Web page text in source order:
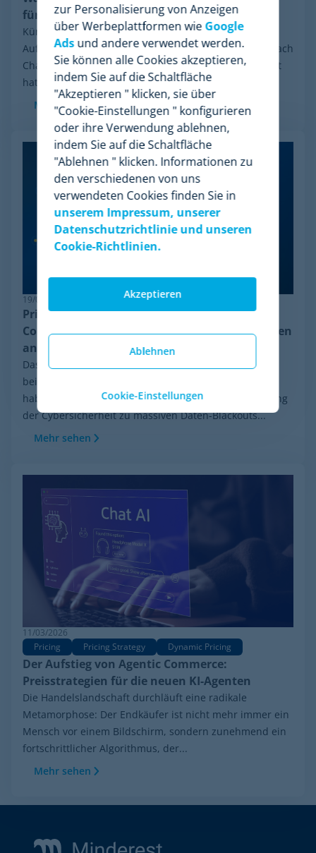
für Pricing Intelligence ist
Kürzlich sorgte eine Entwicklung in der Branche für
Aufsehen: das finanzielle Reorganisationsverfahren nach
Chapter 11, das Wiser Solutions in den USA eingeleitet
hat. Auch wenn diese Maßnahme weder...
Mehr sehen
19/06/2026
Pricing-Resilienz: Warum Minderest das
Competitor Monitoring trotz Anti-Bot-Systemen
anführt
Das E-Commerce-Ökosystem entwickelt sich mit
beispielloser Geschwindigkeit. In den letzten Wochen
haben ständige Mutationen und die globale Aufrüstung
der Cybersicherheit zu massiven Daten-Blackouts...
Mehr sehen
11/03/2026
Pricing
Pricing Strategy Dynamic Pricing
Der Aufstieg von Agentic Commerce:
Preisstrategien für die neuen KI-Agenten
Die Handelslandschaft durchläuft eine radikale
Metamorphose: Der Endkäufer ist nicht mehr immer ein
Mensch vor einem Bildschirm, sondern zunehmend ein
fortschrittlicher Algorithmus, der...
Mehr sehen
zur Personalisierung von Anzeigen
über Werbeplattformen wie Google
Adsund andere verwendet werden.
Sie können alle Cookies akzeptieren,
indem Sie auf die Schaltfläche
"Akzeptieren " klicken, sie über
"Cookie-Einstellungen " konfigurieren
oder ihre Verwendung ablehnen,
indem Sie auf die Schaltfläche
"Ablehnen " klicken. Informationen zu
den verschiedenen von uns
verwendeten Cookies finden Sie in
unserem Impressum, unserer
Datenschutzrichtlinie und unseren
Cookie-Richtlinien.
Ablehnen
Akzeptieren
Cookie-Einstellungen